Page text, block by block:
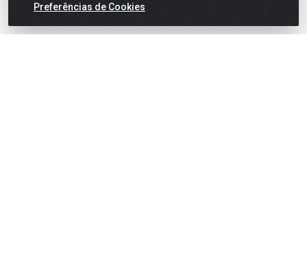
Preferências de Cookies